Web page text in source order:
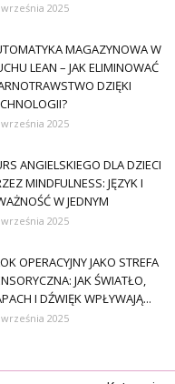
2025
MAGAZYNOWA W
LEAN – JAK ELIMINOWAĆ
DZIĘKI
2025
ANGIELSKIEGO DLA DZIECI
MINDFULNESS: JĘZYK I
W JEDNYM
2025
OPERACYJNY JAKO STREFA
JAK ŚWIATŁO,
I DŹWIĘK WPŁYWAJĄ...
2025